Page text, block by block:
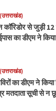
कॉरिडोर से जुड़ी 12
का डीएम ने
का डीएम ने किया
मतदाता सूची से